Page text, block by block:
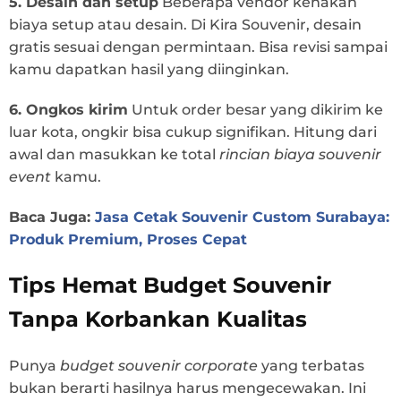
biaya setup atau desain. Di Kira Souvenir, desain
gratis sesuai dengan permintaan. Bisa revisi sampai
kamu dapatkan hasil yang diinginkan.
6. Ongkos kirim Untuk order besar yang dikirim ke
luar kota, ongkir bisa cukup signifikan. Hitung dari
awal dan masukkan ke total rincian biaya souvenir
event kamu.
Baca Juga: Jasa Cetak Souvenir Custom Surabaya:
Produk Premium, Proses Cepat
Tips Hemat Budget Souvenir
Tanpa Korbankan Kualitas
Punya budget souvenir corporate yang terbatas
bukan berarti hasilnya harus mengecewakan. Ini